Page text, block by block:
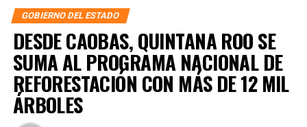
GOBIERNO DEL ESTADO
DESDE CAOBAS, QUINTANA ROO SE
SUMA AL PROGRAMA NACIONAL DE
REFORESTACIÓN CON MÁS DE 12 MIL
ÁRBOLES